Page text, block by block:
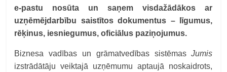
e-pastu nosūta un saņem visdažādākos ar
uzņēmējdarbību saistītos dokumentus – līgumus,
rēķinus, iesniegumus, oficiālus paziņojumus.
Biznesa vadības un grāmatvedības sistēmasJumis
izstrādātāju veiktajā uzņēmumu aptaujā noskaidrots,